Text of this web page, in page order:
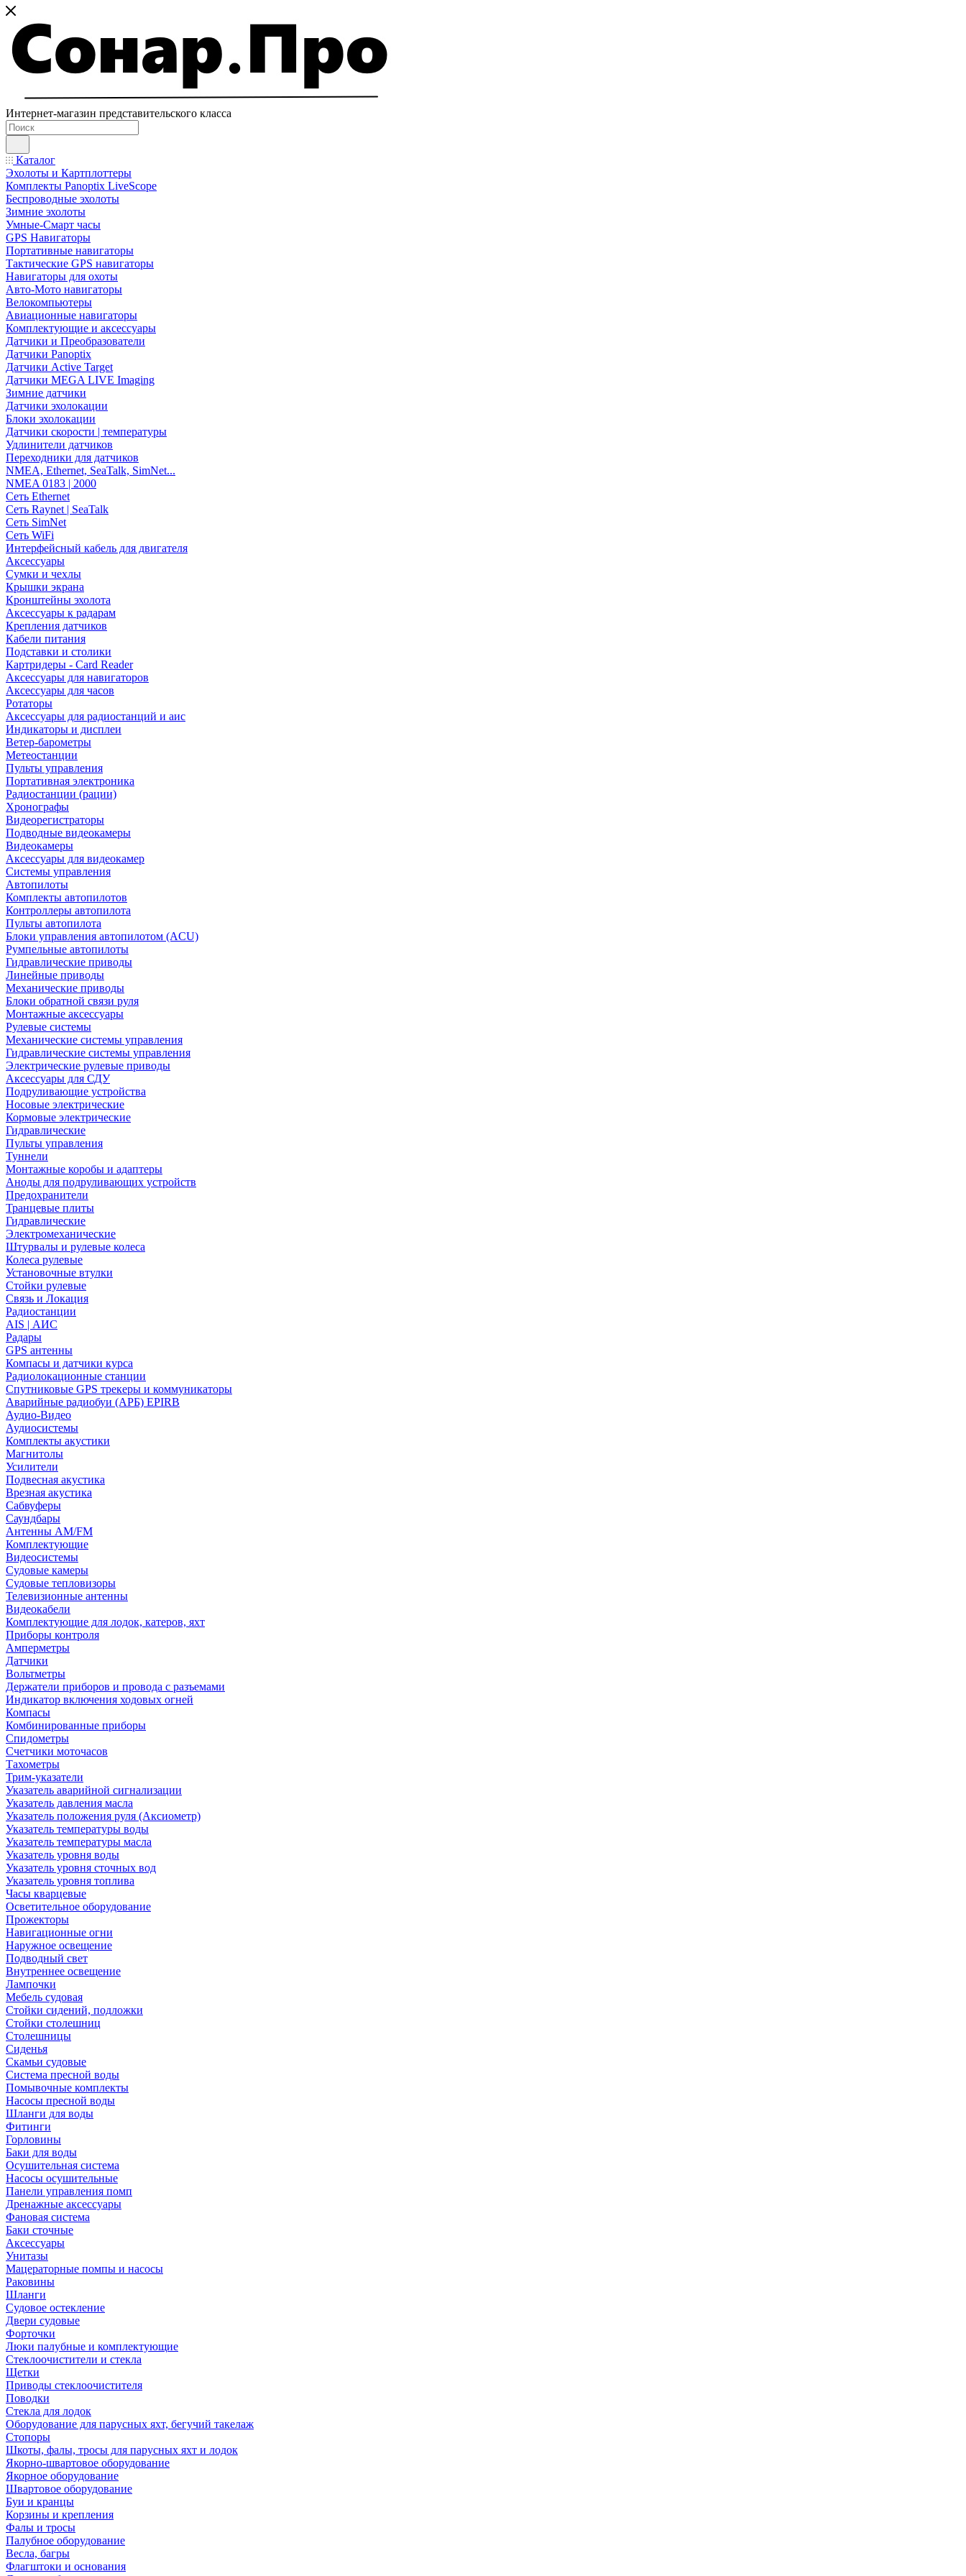
Интернет-магазин представительского класса
Каталог
Эхолоты и Картплоттеры
Комплекты Panoptix LiveScope
Беспроводные эхолоты
Зимние эхолоты
Умные-Смарт часы
GPS Навигаторы
Портативные навигаторы
Тактические GPS навигаторы
Навигаторы для охоты
Авто-Мото навигаторы
Велокомпьютеры
Авиационные навигаторы
Комплектующие и аксессуары
Датчики и Преобразователи
Датчики Panoptix
Датчики Active Target
Датчики MEGA LIVE Imaging
Зимние датчики
Датчики эхолокации
Блоки эхолокации
Датчики скорости | температуры
Удлинители датчиков
Переходники для датчиков
NMEA, Ethernet, SeaTalk, SimNet...
NMEA 0183 | 2000
Сеть Ethernet
Сеть Raynet | SeaTalk
Сеть SimNet
Сеть WiFi
Интерфейсный кабель для двигателя
Аксессуары
Сумки и чехлы
Крышки экрана
Кронштейны эхолота
Аксессуары к радарам
Крепления датчиков
Кабели питания
Подставки и столики
Картридеры - Card Reader
Аксессуары для навигаторов
Аксессуары для часов
Ротаторы
Аксессуары для радиостанций и аис
Индикаторы и дисплеи
Ветер-барометры
Метеостанции
Пульты управления
Портативная электроника
Радиостанции (рации)
Хронографы
Видеорегистраторы
Подводные видеокамеры
Видеокамеры
Аксессуары для видеокамер
Системы управления
Автопилоты
Комплекты автопилотов
Контроллеры автопилота
Пульты автопилота
Блоки управления автопилотом (ACU)
Румпельные автопилоты
Гидравлические приводы
Линейные приводы
Механические приводы
Блоки обратной связи руля
Монтажные аксессуары
Рулевые системы
Механические системы управления
Гидравлические системы управления
Электрические рулевые приводы
Аксессуары для СДУ
Подруливающие устройства
Носовые электрические
Кормовые электрические
Гидравлические
Пульты управления
Туннели
Монтажные коробы и адаптеры
Аноды для подруливающих устройств
Предохранители
Транцевые плиты
Гидравлические
Электромеханические
Штурвалы и рулевые колеса
Колеса рулевые
Установочные втулки
Стойки рулевые
Связь и Локация
Радиостанции
AIS | АИС
Радары
GPS антенны
Компасы и датчики курса
Радиолокационные станции
Спутниковые GPS трекеры и коммуникаторы
Аварийные радиобуи (АРБ) EPIRB
Аудио-Видео
Аудиосистемы
Комплекты акустики
Магнитолы
Усилители
Подвесная акустика
Врезная акустика
Сабвуферы
Саундбары
Антенны AM/FM
Комплектующие
Видеосистемы
Судовые камеры
Cудовые тепловизоры
Телевизионные антенны
Видеокабели
Комплектующие для лодок, катеров, яхт
Приборы контроля
Амперметры
Датчики
Вольтметры
Держатели приборов и провода с разъемами
Индикатор включения ходовых огней
Компасы
Комбинированные приборы
Спидометры
Счетчики моточасов
Тахометры
Трим-указатели
Указатель аварийной сигнализации
Указатель давления масла
Указатель положения руля (Аксиометр)
Указатель температуры воды
Указатель температуры масла
Указатель уровня воды
Указатель уровня сточных вод
Указатель уровня топлива
Часы кварцевые
Осветительное оборудование
Прожекторы
Навигационные огни
Наружное освещение
Подводный свет
Внутреннее освещение
Лампочки
Мебель судовая
Стойки сидений, подложки
Стойки столешниц
Столешницы
Сиденья
Скамьи судовые
Система пресной воды
Помывочные комплекты
Насосы пресной воды
Шланги для воды
Фитинги
Горловины
Баки для воды
Осушительная система
Насосы осушительные
Панели управления помп
Дренажные аксессуары
Фановая система
Баки сточные
Аксессуары
Унитазы
Мацераторные помпы и насосы
Раковины
Шланги
Судовое остекление
Двери судовые
Форточки
Люки палубные и комплектующие
Стеклоочистители и стекла
Щетки
Приводы стеклоочистителя
Поводки
Стекла для лодок
Оборудование для парусных яхт, бегучий такелаж
Стопоры
Шкоты, фалы, тросы для парусных яхт и лодок
Якорно-швартовое оборудование
Якорное оборудование
Швартовое оборудование
Буи и кранцы
Корзины и крепления
Фалы и тросы
Палубное оборудование
Весла, багры
Флагштоки и основания